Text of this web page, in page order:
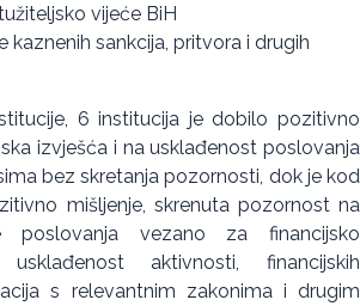
vijeće BiH
kaznenih sankcija, pritvora i drugih
6 institucija je dobilo pozitivno
izvješća i na usklađenost poslovanja
bez skretanja pozornosti, dok je kod
mišljenje, skrenuta pozornost na
poslovanja vezano za financijsko
aktivnosti, financijskih
s relevantnim zakonima i drugim